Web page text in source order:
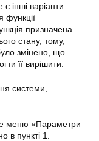
інші варіанти.
функції
призначена
стану, тому,
змінено, що
її вирішити.
системи,
меню «Параметри
в пункті 1.